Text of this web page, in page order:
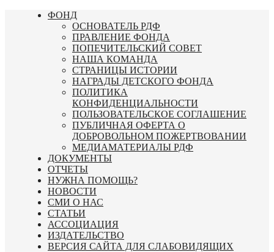
Перейти
ФОНД
ОСНОВАТЕЛЬ РДФ
ПРАВЛЕНИЕ ФОНДА
ПОПЕЧИТЕЛЬСКИЙ СОВЕТ
НАША КОМАНДА
СТРАНИЦЫ ИСТОРИИ
НАГРАДЫ ДЕТСКОГО ФОНДА
ПОЛИТИКА
КОНФИДЕНЦИАЛЬНОСТИ
ПОЛЬЗОВАТЕЛЬСКОЕ СОГЛАШЕНИЕ
ПУБЛИЧНАЯ ОФЕРТА О
ДОБРОВОЛЬНОМ ПОЖЕРТВОВАНИИ
МЕДИАМАТЕРИАЛЫ РДФ
ДОКУМЕНТЫ
ОТЧЕТЫ
НУЖНА ПОМОЩЬ?
НОВОСТИ
СМИ О НАС
СТАТЬИ
АССОЦИАЦИЯ
ИЗДАТЕЛЬСТВО
ВЕРСИЯ САЙТА ДЛЯ СЛАБОВИДЯЩИХ